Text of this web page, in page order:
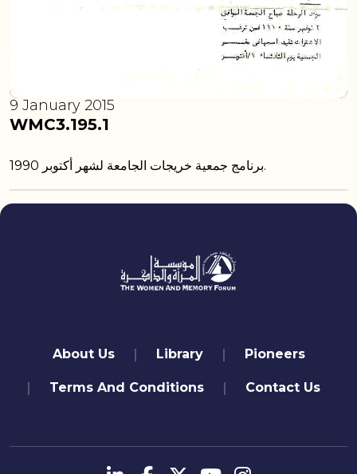
WMC3.195.1
9 January 2015
برنامج جمعية خريجات الجامعة لشهر أكتوبر 1990.
quick links
About Us Library Pioneers
Terms And Conditions Contact Us